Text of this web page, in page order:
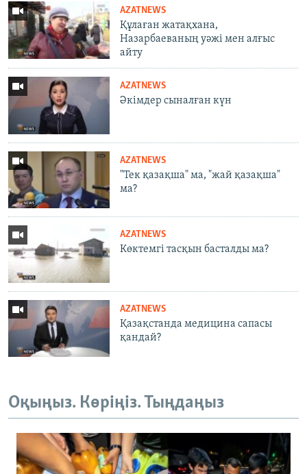
AZATNEWS
Құлаған жатақхана,
Назарбаеваның уәжі мен алғыс
айту
AZATNEWS
Әкімдер сыналған күн
AZATNEWS
"Тек қазақша" ма, "жай қазақша"
ма?
AZATNEWS
Көктемгі тасқын басталды ма?
AZATNEWS
Қазақстанда медицина сапасы
қандай?
Оқыңыз. Көріңіз. Тыңдаңыз